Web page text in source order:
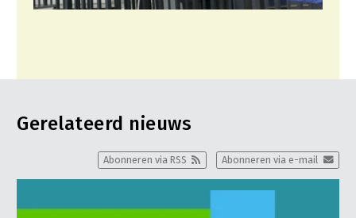
Gerelateerd nieuws
Abonneren via e-mail
Abonneren via RSS